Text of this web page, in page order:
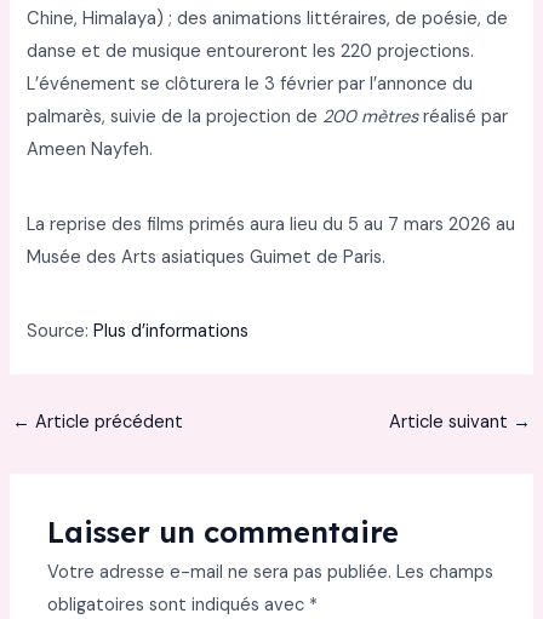
Chine, Himalaya) ; des animations littéraires, de poésie, de
danse et de musique entoureront les 220 projections.
L’événement se clôturera le 3 février par l’annonce du
palmarès, suivie de la projection de 200 mètresréalisé par
Ameen Nayfeh.
La reprise des films primés aura lieu du 5 au 7 mars 2026 au
Musée des Arts asiatiques Guimet de Paris.
Source:Plus d’informations
← Article précédent Article suivant →
Laisser un commentaire
Votre adresse e-mail ne sera pas publiée. Les champs
obligatoires sont indiqués avec *